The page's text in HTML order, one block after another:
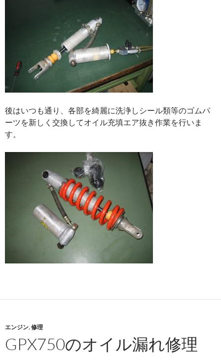
後はいつも通り、各部を綺麗に洗浄しシール類等のゴムパ
ーツを新しく交換してオイル充填エア抜き作業を行いま
す。
エンジン,修理
GPX750のオイル漏れ修理